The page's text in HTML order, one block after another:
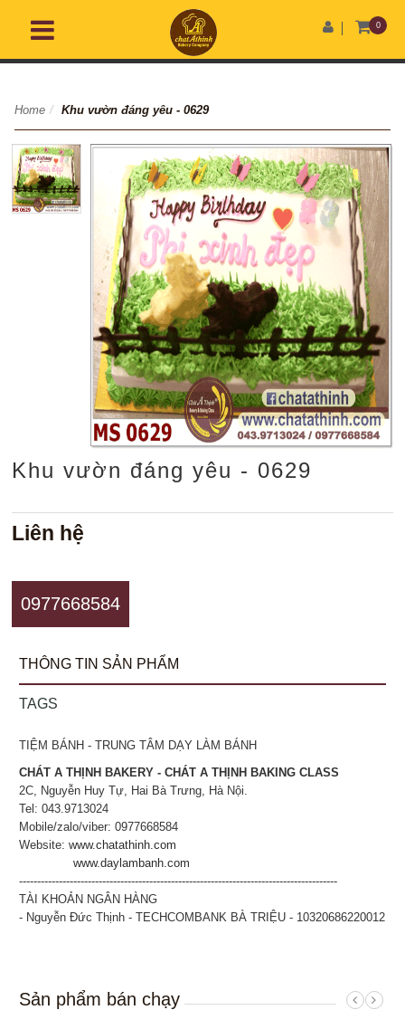
0
Home / Khu vườn đáng yêu - 0629
Khu vườn đáng yêu - 0629
Liên hệ
0977668584
THÔNG TIN SẢN PHẨM
TAGS
TIỆM BÁNH - TRUNG TÂM DẠY LÀM BÁNH
CHÁT A THỊNH BAKERY - CHÁT A THỊNH BAKING CLASS
2C, Nguyễn Huy Tự, Hai Bà Trưng, Hà Nội.
Tel: 043.9713024
Mobile/zalo/viber: 0977668584
Website:www.chatathinh.com
www.daylambanh.com
----------------------------------------------------------------------------------------
TÀI KHOẢN NGÂN HÀNG
- Nguyễn Đức Thịnh - TECHCOMBANK BÀ TRIỆU - 10320686220012
Sản phẩm bán chạy